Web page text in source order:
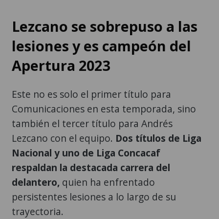
Lezcano se sobrepuso a las
lesiones y es campeón del
Apertura 2023
Este no es solo el primer título para
Comunicaciones en esta temporada, sino
también el tercer título para Andrés
Lezcano con el equipo. Dos títulos de Liga
Nacional y uno de Liga Concacaf
respaldan la destacada carrera del
delantero, quien ha enfrentado
persistentes lesiones a lo largo de su
trayectoria.